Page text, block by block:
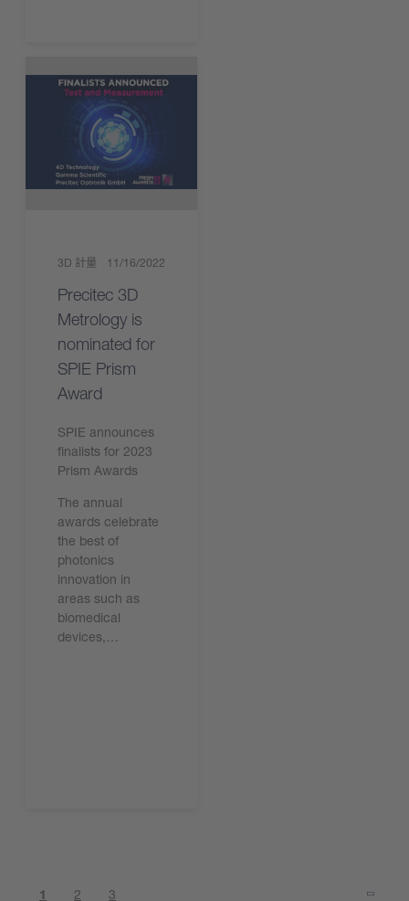
3D 計量 11/16/2022
Precitec 3D
Metrology is
nominated for
SPIE Prism
Award
SPIE announces
finalists for 2023
Prism Awards
The annual
awards celebrate
the best of
photonics
innovation in
areas such as
biomedical
devices,…
1 2 3